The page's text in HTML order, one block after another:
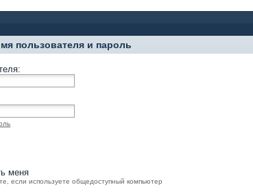
пользователя и пароль
меня
если используете общедоступный компьютер